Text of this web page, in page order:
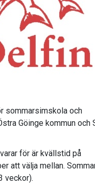
sommarsimskola och
Göinge kommun och
för är kvällstid på
att välja mellan.
veckor).